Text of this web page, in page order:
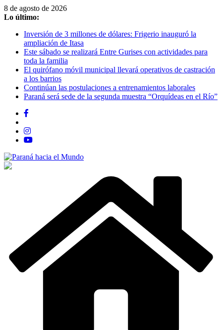
Saltar
al
8 de agosto de 2026
Lo último:
Inversión de 3 millones de dólares: Frigerio inauguró la
ampliación de Itasa
Este sábado se realizará Entre Gurises con actividades para
toda la familia
El quirófano móvil municipal llevará operativos de castración
a los barrios
Continúan las postulaciones a entrenamientos laborales
Paraná será sede de la segunda muestra “Orquídeas en el Río”